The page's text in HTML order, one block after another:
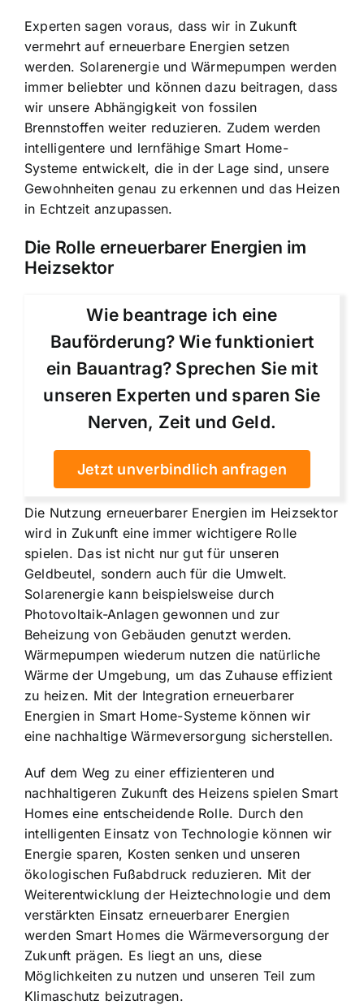
Experten sagen voraus, dass wir in Zukunft
vermehrt auf erneuerbare Energien setzen
werden. Solarenergie und Wärmepumpen werden
immer beliebter und können dazu beitragen, dass
wir unsere Abhängigkeit von fossilen
Brennstoffen weiter reduzieren. Zudem werden
intelligentere und lernfähige Smart Home-
Systeme entwickelt, die in der Lage sind, unsere
Gewohnheiten genau zu erkennen und das Heizen
in Echtzeit anzupassen.
Die Rolle erneuerbarer Energien im
Heizsektor
Wie beantrage ich eine
Bauförderung? Wie funktioniert
ein Bauantrag? Sprechen Sie mit
unseren Experten und sparen Sie
Nerven, Zeit und Geld.
Jetzt unverbindlich anfragen
Die Nutzung erneuerbarer Energien im Heizsektor
wird in Zukunft eine immer wichtigere Rolle
spielen. Das ist nicht nur gut für unseren
Geldbeutel, sondern auch für die Umwelt.
Solarenergie kann beispielsweise durch
Photovoltaik-Anlagen gewonnen und zur
Beheizung von Gebäuden genutzt werden.
Wärmepumpen wiederum nutzen die natürliche
Wärme der Umgebung, um das Zuhause effizient
zu heizen. Mit der Integration erneuerbarer
Energien in Smart Home-Systeme können wir
eine nachhaltige Wärmeversorgung sicherstellen.
Auf dem Weg zu einer effizienteren und
nachhaltigeren Zukunft des Heizens spielen Smart
Homes eine entscheidende Rolle. Durch den
intelligenten Einsatz von Technologie können wir
Energie sparen, Kosten senken und unseren
ökologischen Fußabdruck reduzieren. Mit der
Weiterentwicklung der Heiztechnologie und dem
verstärkten Einsatz erneuerbarer Energien
werden Smart Homes die Wärmeversorgung der
Zukunft prägen. Es liegt an uns, diese
Möglichkeiten zu nutzen und unseren Teil zum
Klimaschutz beizutragen.